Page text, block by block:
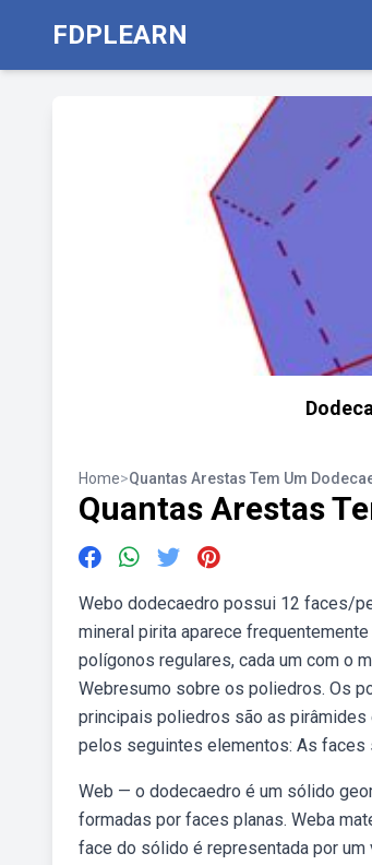
FDPLEARN
Home>Quantas Arestas Tem Um
Quantas Arestas
Webo dodecaedro possui 12 faces/
mineral pirita aparece
polígonos regulares, cada um com o
Webresumo sobre os poliedros. Os
principais poliedros são as
pelos seguintes elementos: As
Web — o dodecaedro é um sólido
formadas por faces planas. Weba
face do sólido é representada por